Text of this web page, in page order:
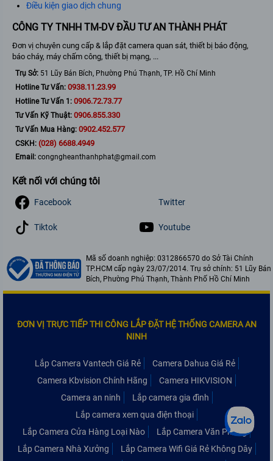
Điều kiện giao dịch chung
CÔNG TY TNHH TM-DV ĐẦU TƯ AN THÀNH PHÁT
Đơn vị chuyên cung cấp & lắp đặt camera quan sát, thiết bị báo động,
báo cháy, máy chấm công, thiết bị mạng, ...
Trụ Sở: 51 Lũy Bán Bích, Phường Phú Thạnh, TP. Hồ Chí Minh
Hotline Tư Vấn: 0938.11.23.99
Hotline Tư Vấn 1: 0906.72.73.77
Tư Vấn Kỹ Thuật: 0906.855.330
Tư Vấn Mua Hàng: 0902.452.577
CSKH: (028) 6688.4949
Email: congngheanthanhphat@gmail.com
Kết nối với chúng tôi
Facebook Twitter
Tiktok Youtube
Mã số doanh nghiệp: 0312866570 do Sở Tài Chính
TP.HCM cấp ngày 23/07/2014. Trụ sở chính: 51 Lũy Bán
Bích, Phường Phú Thạnh, Thành Phố Hồ Chí Minh
ĐƠN VỊ TRỰC TIẾP THI CÔNG LẮP ĐẶT HỆ THỐNG CAMERA AN
NINH
Lắp Camera Vantech Giá Rẻ
Camera Dahua Giá Rẻ
Camera Kbvision Chính Hãng
Camera HIKVISION
Camera an ninh
Lắp camera gia đình
Lắp camera xem qua điện thoại
Lắp Camera Cửa Hàng Loại Nào
Lắp Camera Văn Phòng
Lắp Camera Nhà Xưởng
Lắp Camera Wifi Giá Rẻ Không Dây